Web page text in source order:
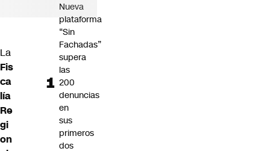
La
Fis
ca
lía
Re
gi
on
Nueva
plataforma
“Sin
Fachadas”
supera
las
200
denuncias
en
sus
primeros
dos